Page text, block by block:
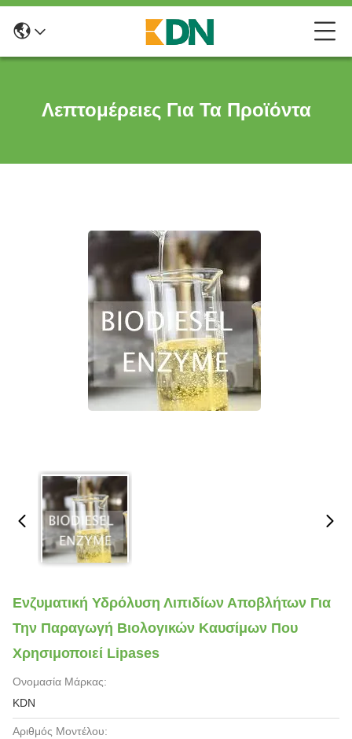
Λεπτομέρειες Για Τα Προϊόντα
Ενζυματική Υδρόλυση Λιπιδίων Αποβλήτων Για
Την Παραγωγή Βιολογικών Καυσίμων Που
Χρησιμοποιεί Lipases
Ονομασία Μάρκας:
KDN
Αριθμός Μοντέλου: